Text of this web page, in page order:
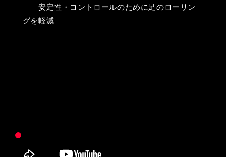
― 安定性・コントロールのために足のローリン
グを軽減